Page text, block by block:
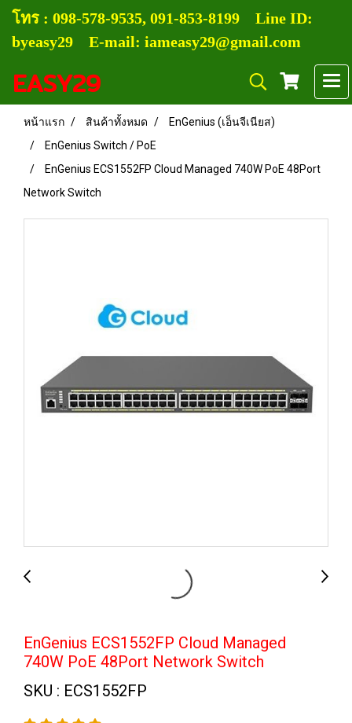
โทร : 098-578-9535, 091-853-8199 Line ID:
byeasy29 E-mail: iameasy29@gmail.com
EASY29
หน้าแรก สินค้าทั้งหมด
EnGenius (เอ็นจีเนียส)
EnGenius Switch / PoE
EnGenius ECS1552FP Cloud Managed 740W PoE 48Port
Network Switch
EnGenius ECS1552FP Cloud Managed
740W PoE 48Port Network Switch
SKU : ECS1552FP